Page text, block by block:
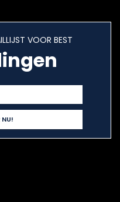
VOOR BEST